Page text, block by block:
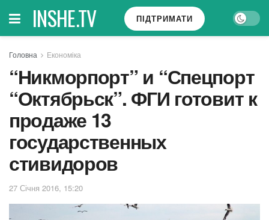
INSHE.TV ПІДТРИМАТИ
Головна Економіка
“Никморпорт” и “Спецпорт
“Октябрьск”. ФГИ готовит к
продаже 13
государственных
стивидоров
27 Січня 2016, 15:20